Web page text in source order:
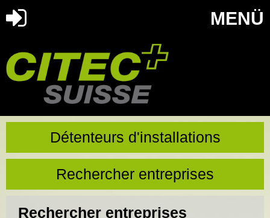
MENÜ
Détenteurs d'installations
Rechercher entreprises
Rechercher entreprises